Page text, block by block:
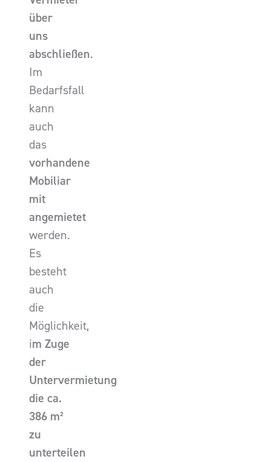
über
uns
abschließen.
Im
Bedarfsfall
kann
auch
das
vorhandene
Mobiliar
mit
angemietet
werden.
Es
besteht
auch
die
Möglichkeit,
im Zuge
der
Untervermietung
die ca.
386 m²
zu
unterteilen